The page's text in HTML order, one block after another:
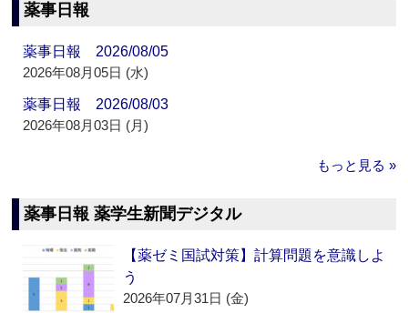
薬事日報
薬事日報 2026/08/05
2026年08月05日 (水)
薬事日報 2026/08/03
2026年08月03日 (月)
もっと見る »
薬事日報 薬学生新聞デジタル
【薬ゼミ国試対策】計算問題を意識しよ
う
2026年07月31日 (金)